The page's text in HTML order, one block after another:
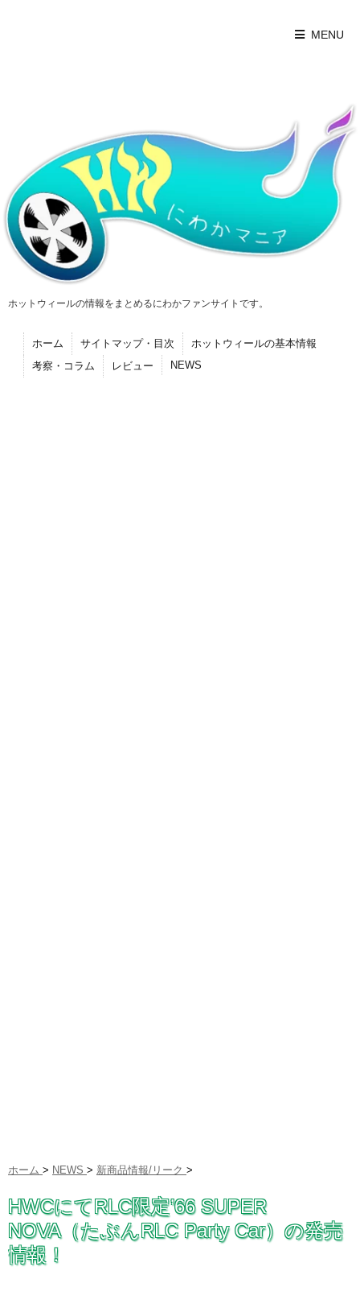
MENU
ホットウィールの情報をまとめるにわかファンサイトです。
ホーム サイトマップ・目次
ホットウィールの基本情報
考察・コラム
レビュー NEWS
ホーム > NEWS > 新商品情報/リーク >
HWCにてRLC限定’66 SUPER
NOVA（たぶんRLC Party Car）の発売
情報！